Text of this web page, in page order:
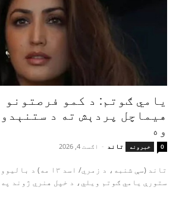
یامي ګوتم: د کمو فرصتونو
هیماچل پردېش ته د
وه
خبرونه تاند - اګست 4, 2026 0
تاند (سې شنبه، د زمري/
ستورې یامي ګوتم ویلي، د خپل هنري ژوند